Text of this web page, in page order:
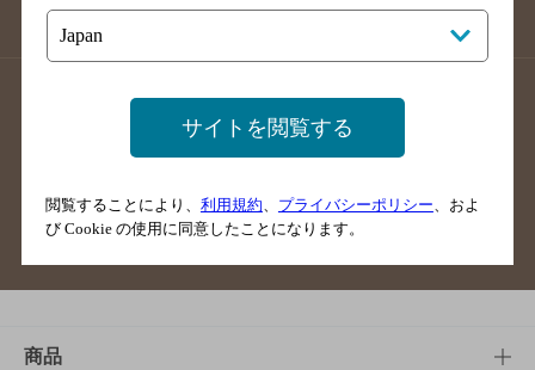
沖縄県のバー検索
店舗登録方法のご案内
店舗情報更新方法のご案内
掲載店舗様ログイン
ご意見・ご感想
商品
サイトを閲覧する
閲覧することにより、 利用規約 プライバシーポリシー 、およ
び Cookie の使用に同意したことになります。